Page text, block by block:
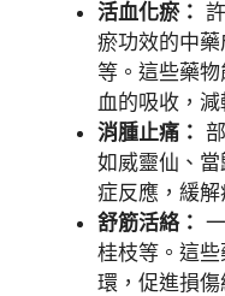
活血化瘀：
瘀功效的中
等。這些藥
血的吸收，減
消腫止痛：
如威靈仙、
症反應，緩解
舒筋活絡：
桂枝等。這
環，促進損傷